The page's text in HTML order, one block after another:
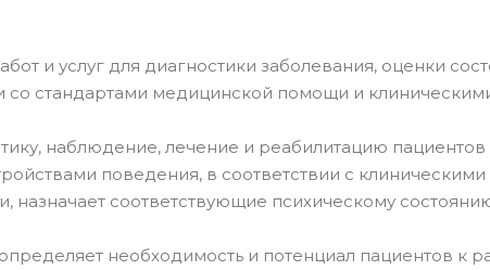
и услуг для диагностики заболевания, оценки
со стандартами медицинской помощи и
наблюдение, лечение и реабилитацию
поведения, в соответствии с
назначает соответствующие психическому
необходимость и потенциал пациентов к